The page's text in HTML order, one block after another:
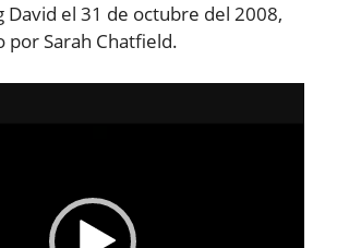
David el 31 de octubre del 2008,
por Sarah Chatfield.